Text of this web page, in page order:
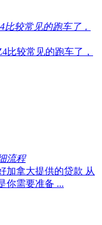
比较常见的跑车了，
比较常见的跑车了，
流程
加拿大提供的贷款 从
你需要准备 ...